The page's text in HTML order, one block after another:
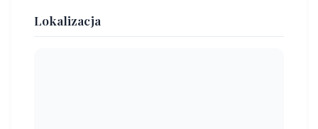
Lokalizacja